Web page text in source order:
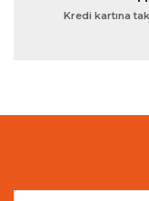
Kredi kartına